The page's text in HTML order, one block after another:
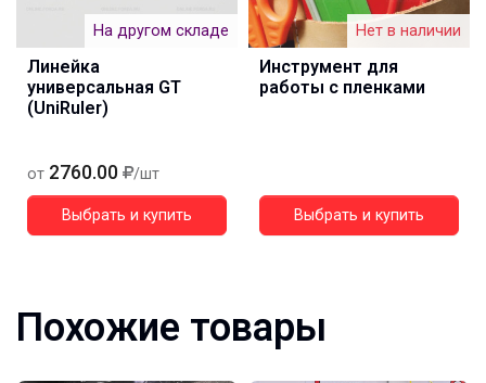
На другом складе
Линейка
универсальная GT
(UniRuler)
от 2760.00 /шт
Выбрать и купить
Нет в наличии
Инструмент для
работы с пленками
Выбрать и купить
Похожие товары